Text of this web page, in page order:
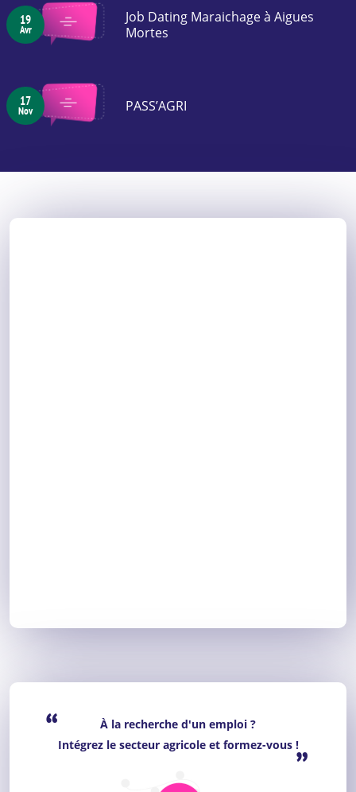
19
Avr
Job Dating Maraichage à Aigues
Mortes
17
Nov PASS’AGRI
“
À la recherche d'un emploi ?
Intégrez le secteur agricole et formez-vous !”